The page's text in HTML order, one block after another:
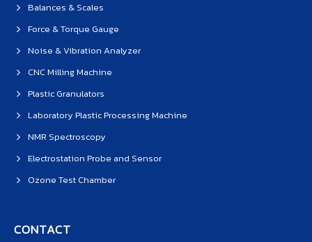
Balances & Scales
Force & Torque Gauge
Noise & Vibration Analyzer
CNC Milling Machine
Plastic Granulators
Laboratory Plastic Processing Machine
NMR Spectroscopy
Electrostation Probe and Sensor
Ozone Test Chamber
CONTACT